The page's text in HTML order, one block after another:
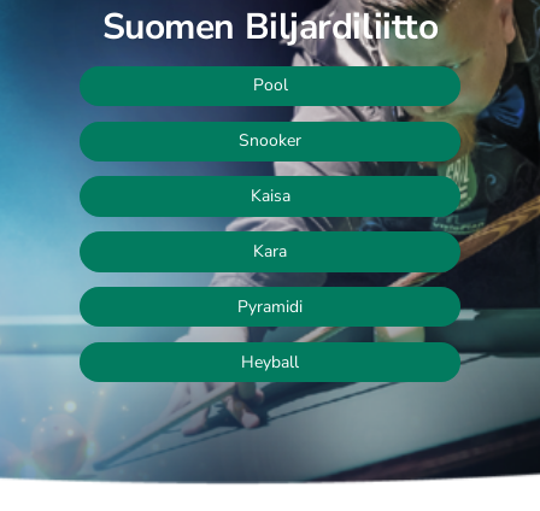
Suomen Biljardiliitto
Pool
Snooker
Kaisa
Kara
Pyramidi
Heyball